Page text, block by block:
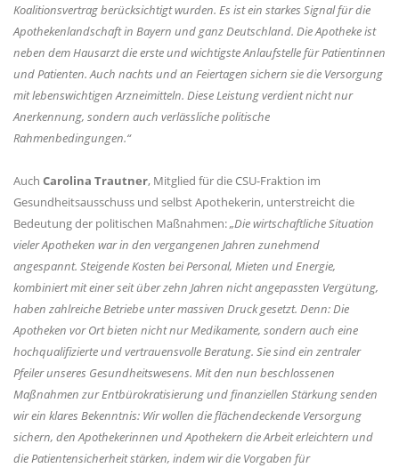
Koalitionsvertrag berücksichtigt wurden. Es ist ein starkes Signal für die
Apothekenlandschaft in Bayern und ganz Deutschland. Die Apotheke ist
neben dem Hausarzt die erste und wichtigste Anlaufstelle für Patientinnen
und Patienten. Auch nachts und an Feiertagen sichern sie die Versorgung
mit lebenswichtigen Arzneimitteln. Diese Leistung verdient nicht nur
Anerkennung, sondern auch verlässliche politische
Rahmenbedingungen.“
Auch Carolina Trautner, Mitglied für die CSU-Fraktion im
Gesundheitsausschuss und selbst Apothekerin, unterstreicht die
Bedeutung der politischen Maßnahmen:Die wirtschaftliche Situation
vieler Apotheken war in den vergangenen Jahren zunehmend
angespannt. Steigende Kosten bei Personal, Mieten und Energie,
kombiniert mit einer seit über zehn Jahren nicht angepassten Vergütung,
haben zahlreiche Betriebe unter massiven Druck gesetzt. Denn: Die
Apotheken vor Ort bieten nicht nur Medikamente, sondern auch eine
hochqualifizierte und vertrauensvolle Beratung. Sie sind ein zentraler
Pfeiler unseres Gesundheitswesens. Mit den nun beschlossenen
Maßnahmen zur Entbürokratisierung und finanziellen Stärkung senden
wir ein klares Bekenntnis: Wir wollen die flächendeckende Versorgung
sichern, den Apothekerinnen und Apothekern die Arbeit erleichtern und
die Patientensicherheit stärken, indem wir die Vorgaben für